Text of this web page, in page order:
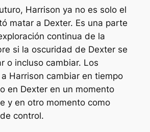
Harrison ya no es solo el
matar a Dexter. Es una parte
continua de la
si la oscuridad de Dexter se
o incluso cambiar. Los
Harrison cambiar en tiempo
en Dexter en un momento
y en otro momento como
control.